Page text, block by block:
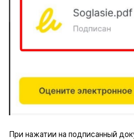
При нажатии на подписанный